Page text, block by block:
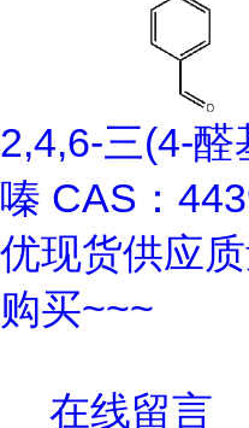
2,4,6-三(4-醛
嗪 CAS：
优现货供应
购买~~~
在线留言